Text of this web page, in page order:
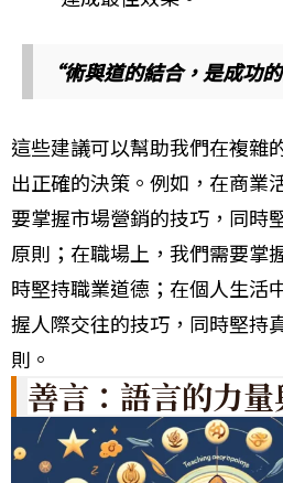
“術與道的結合，是成功
這些建議可以幫助我們在複雜
出正確的決策。例如，在商業
要掌握市場營銷的技巧，同時
原則；在職場上，我們需要掌
時堅持職業道德；在個人生活
握人際交往的技巧，同時堅持
則。
善言：語言的力